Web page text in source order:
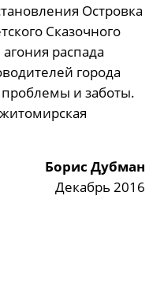
Островка
Сказочного
распада
города
и заботы.
Борис Дубман
Декабрь 2016